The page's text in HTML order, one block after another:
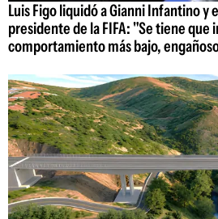
Luis Figo liquidó a Gianni Infantino y
presidente de la FIFA: "Se tiene que
comportamiento más bajo,